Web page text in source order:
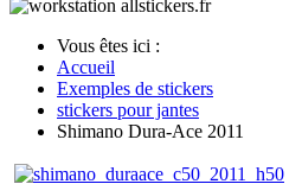
Vous êtes ici :
Accueil
Exemples de stickers
stickers pour jantes
Shimano Dura-Ace 2011